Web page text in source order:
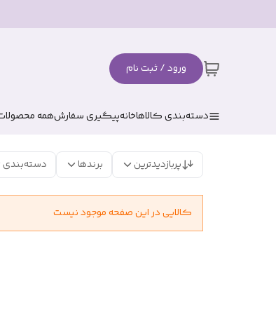
ورود / ثبت نام
دسته‌بندی کالاهاخانهپیگیری سفارشهمه
پربازدیدترین برندها دسته‌بندی
کالایی در این صفحه موجود نیست